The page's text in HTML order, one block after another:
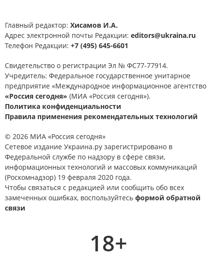
Главный редактор: Хисамов И.А.
Адрес электронной почты Редакции: editors@ukraina.ru
Телефон Редакции: +7 (495) 645-6601
Свидетельство о регистрации Эл № ФС77-77914.
Учредитель: Федеральное государственное унитарное
предприятие «Международное информационное агентство
«Россия сегодня» (МИА «Россия сегодня»).
Политика конфиденциальности
Правила применения рекомендательных технологий
© 2026 МИА «Россия сегодня»
Сетевое издание Украина.ру зарегистрировано в
Федеральной службе по надзору в сфере связи,
информационных технологий и массовых коммуникаций
(Роскомнадзор) 19 февраля 2020 года.
Чтобы связаться с редакцией или сообщить обо всех
замеченных ошибках, воспользуйтесь формой обратной
связи
18+